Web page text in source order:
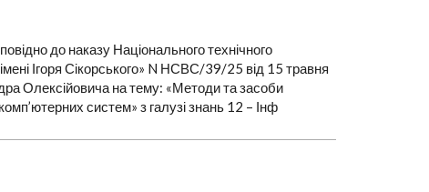
до наказу Національного технічного
Ігоря Сікорського» N НСВС/39/25 від 15 травня
Олексійовича на тему: «Методи та засоби
систем» з галузі знань 12 – Інф